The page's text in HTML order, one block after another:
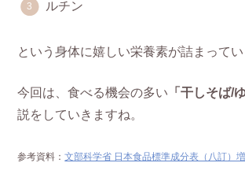
ルチン
という身体に嬉しい栄養素が詰まってい
今回は、食べる機会の多い 「干しそば/
説をしていきますね。
参考資料：文部科学省 日本食品標準成分表（八訂）